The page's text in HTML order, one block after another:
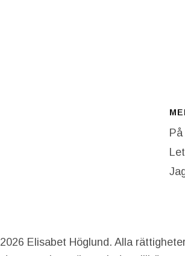
Elisabet Höglund. Alla